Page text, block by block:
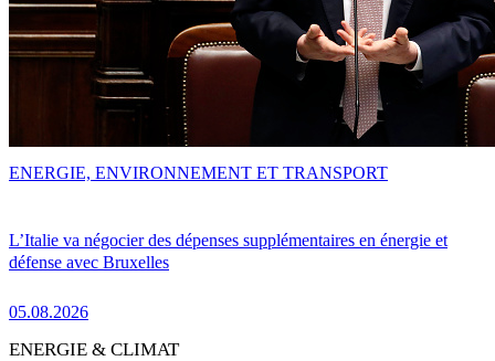
L’Italie va négocier des dépenses supplémentaires en énergie et
défense avec Bruxelles
05.08.2026
ENERGIE, ENVIRONNEMENT ET TRANSPORT
ENERGIE & CLIMAT